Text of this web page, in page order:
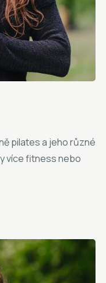
pilates a jeho různé
více fitness nebo